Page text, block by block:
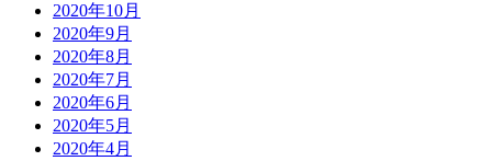
2020年10月
2020年9月
2020年8月
2020年7月
2020年6月
2020年5月
2020年4月